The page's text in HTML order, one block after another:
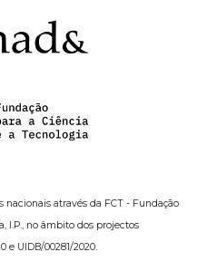
através da FCT - Fundação
I.P., no âmbito dos projectos
e UIDB/00281/2020.